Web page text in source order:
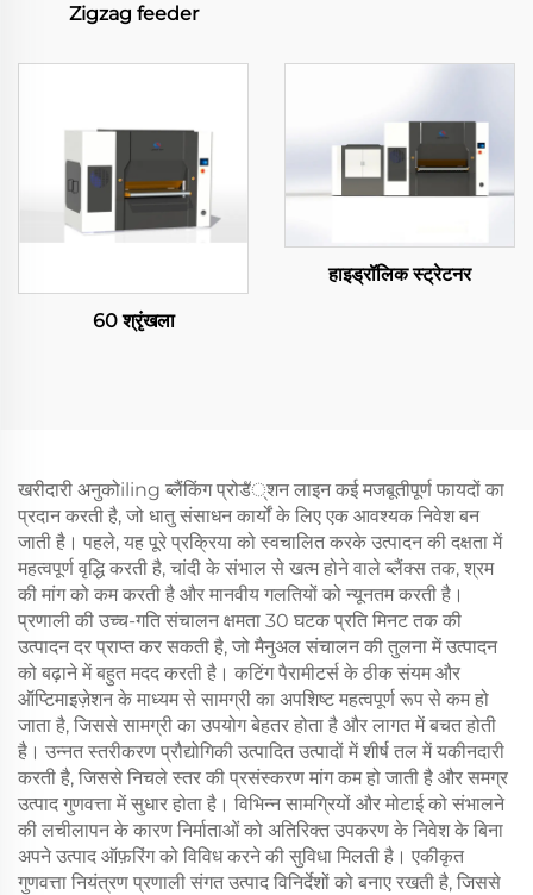
Zigzag feeder
60 श्रृंखला
हाइड्रॉलिक स्ट्रेटनर
खरीदारी अनुकोiling ब्लैंकिंग प्रोडั्शन लाइन कई मजबूतीपूर्ण फायदों का
प्रदान करती है, जो धातु संसाधन कार्यों के लिए एक आवश्यक निवेश बन
जाती है। पहले, यह पूरे प्रक्रिया को स्वचालित करके उत्पादन की दक्षता में
महत्वपूर्ण वृद्धि करती है, चांदी के संभाल से खत्म होने वाले ब्लैंक्स तक, श्रम
की मांग को कम करती है और मानवीय गलतियों को न्यूनतम करती है।
प्रणाली की उच्च-गति संचालन क्षमता 30 घटक प्रति मिनट तक की
उत्पादन दर प्राप्त कर सकती है, जो मैनुअल संचालन की तुलना में उत्पादन
को बढ़ाने में बहुत मदद करती है। कटिंग पैरामीटर्स के ठीक संयम और
ऑप्टिमाइज़ेशन के माध्यम से सामग्री का अपशिष्ट महत्वपूर्ण रूप से कम हो
जाता है, जिससे सामग्री का उपयोग बेहतर होता है और लागत में बचत होती
है। उन्नत स्तरीकरण प्रौद्योगिकी उत्पादित उत्पादों में शीर्ष तल में यकीनदारी
करती है, जिससे निचले स्तर की प्रसंस्करण मांग कम हो जाती है और समग्र
उत्पाद गुणवत्ता में सुधार होता है। विभिन्न सामग्रियों और मोटाई को संभालने
की लचीलापन के कारण निर्माताओं को अतिरिक्त उपकरण के निवेश के बिना
अपने उत्पाद ऑफ़रिंग को विविध करने की सुविधा मिलती है। एकीकृत
गुणवत्ता नियंत्रण प्रणाली संगत उत्पाद विनिर्देशों को बनाए रखती है, जिससे